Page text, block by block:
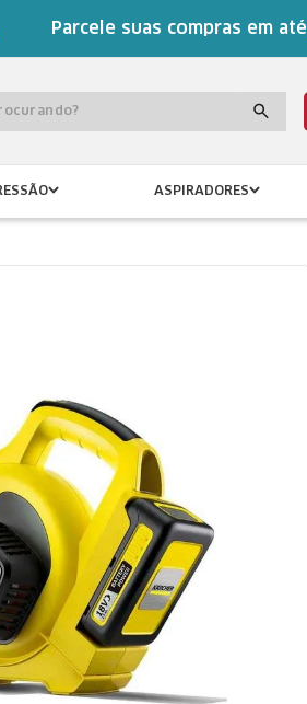
Parcele suas compras em até
ASPIRADORES